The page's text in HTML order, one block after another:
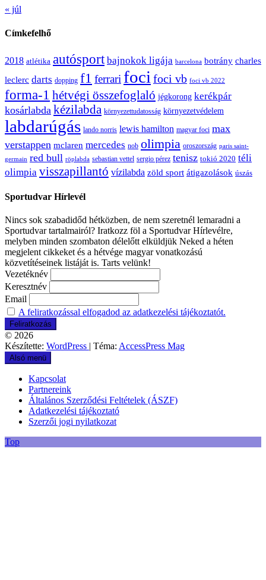
« júl
Címkefelhő
2018 atlétika autósport bajnokok ligája barcelona botrány charles
leclerc darts dopping f1 ferrari foci foci vb foci vb 2022
forma-1 hétvégi összefoglaló jégkorong kerékpár
kosárlabda kézilabda környezettudatosság környezetvédelem
labdarúgás lando norris lewis hamilton magyar foci max
verstappen mclaren mercedes nob olimpia oroszország paris saint-
germain red bull röplabda sebastian vettel sergio pérez tenisz tokió 2020 téli
olimpia visszapillantó vízilabda zöld sport átigazolások úszás
Sportudvar Hírlevél
Nincs sok szabadidőd hétközben, de nem szeretnél lemaradni a
Sportudvar tartalmairól? Iratkozz föl a Sportudvar Hírlevélre,
melyben minden szombaton délelőtt elküldjük Neked a héten
megjelent cikkeket és a hétvége magyar vonatkozású
közvetítéseinek listáját is. Tarts velünk!
Vezetéknév
Keresztnév
Email
A feliratkozással elfogadod az adatkezelési tájékoztatót.
© 2026
Készítette: WordPress | Téma: AccessPress Mag
Alsó menü
Kapcsolat
Partnereink
Általános Szerződési Feltételek (ÁSZF)
Adatkezelési tájékoztató
Szerzői jogi nyilatkozat
Top